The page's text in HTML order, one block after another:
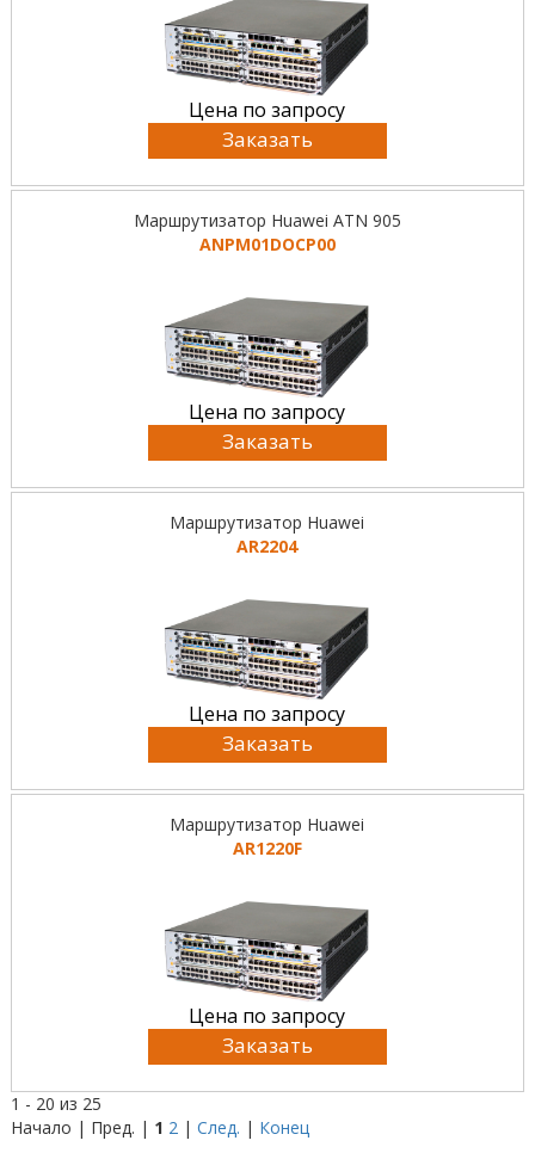
Цена по запросу
Заказать
Маршрутизатор Huawei ATN 905
ANPM01DOCP00
Цена по запросу
Заказать
Маршрутизатор Huawei
AR2204
Цена по запросу
Заказать
Маршрутизатор Huawei
AR1220F
Цена по запросу
Заказать
1 - 20 из 25
Начало | Пред. | 1 2| След. | Конец